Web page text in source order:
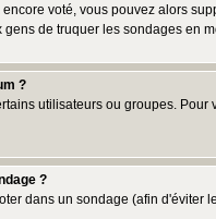
voté, vous pouvez alors
gens de truquer les sondages en
?
utilisateurs ou groupes.
?
dans un sondage (afin d'éviter